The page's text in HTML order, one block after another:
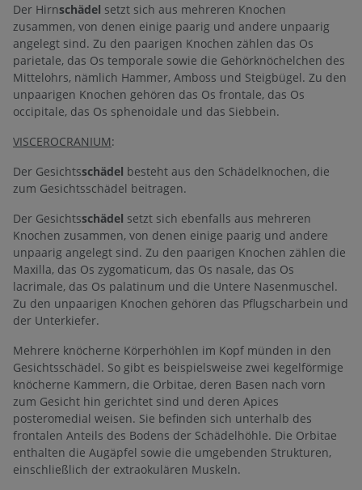
Der Hirnschädel setzt sich aus mehreren Knochen
zusammen, von denen einige paarig und andere unpaarig
angelegt sind. Zu den paarigen Knochen zählen das Os
parietale, das Os temporale sowie die Gehörknöchelchen des
Mittelohrs, nämlich Hammer, Amboss und Steigbügel. Zu den
unpaarigen Knochen gehören das Os frontale, das Os
occipitale, das Os sphenoidale und das Siebbein.
VISCEROCRANIUM:
Der Gesichtsschädel besteht aus den Schädelknochen, die
zum Gesichtsschädel beitragen.
Der Gesichtsschädel setzt sich ebenfalls aus mehreren
Knochen zusammen, von denen einige paarig und andere
unpaarig angelegt sind. Zu den paarigen Knochen zählen die
Maxilla, das Os zygomaticum, das Os nasale, das Os
lacrimale, das Os palatinum und die Untere Nasenmuschel.
Zu den unpaarigen Knochen gehören das Pflugscharbein und
der Unterkiefer.
Mehrere knöcherne Körperhöhlen im Kopf münden in den
Gesichtsschädel. So gibt es beispielsweise zwei kegelförmige
knöcherne Kammern, die Orbitae, deren Basen nach vorn
zum Gesicht hin gerichtet sind und deren Apices
posteromedial weisen. Sie befinden sich unterhalb des
frontalen Anteils des Bodens der Schädelhöhle. Die Orbitae
enthalten die Augäpfel sowie die umgebenden Strukturen,
einschließlich der extraokulären Muskeln.